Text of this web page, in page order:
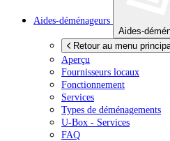
Aides-déménageurs
Aides-
Retour au menu
Aperçu
Fournisseurs locaux
Fonctionnement
Services
Types de déménagements
U-Box - Services
FAQ